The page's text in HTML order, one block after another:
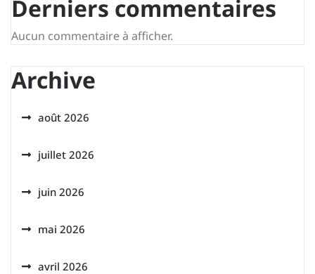
Derniers commentaires
Aucun commentaire à afficher.
Archive
août 2026
juillet 2026
juin 2026
mai 2026
avril 2026